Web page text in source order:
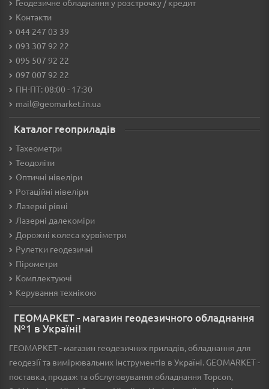
Геодезичне обладнання у розстрочку / кредит
Контакти
044 247 03 39
093 307 92 22
095 507 92 22
097 007 92 22
ПН-ПТ: 08:00 - 17:30
mail@geomarket.in.ua
Каталог геоприладів
Тахеометри
Теодоліти
Оптичні нівеліри
Ротаційні нівеліри
Лазерні рівні
Лазерні далекоміри
Дорожні колеса курвіметри
Рулетки геодезичні
Пірометри
Комплектуючі
Керування технікою
ГЕОМАРКЕТ - магазин геодезичного обладнання
№1 в Україні!
ГЕОМАРКЕТ - магазин геодезичних приладів, обладнання для
геодезії та вимірювальних інструментів в Україні. GEOMARKET -
поставка, продаж та обслуговування обладнання Topcon,